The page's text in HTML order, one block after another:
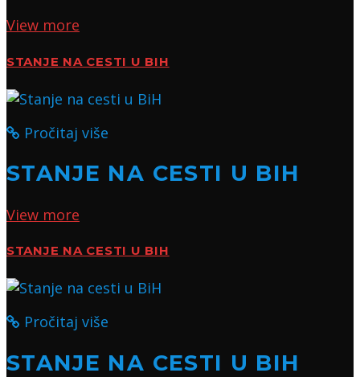
View more
STANJE NA CESTI U BIH
Pročitaj više
STANJE NA CESTI U BIH
View more
STANJE NA CESTI U BIH
Pročitaj više
STANJE NA CESTI U BIH